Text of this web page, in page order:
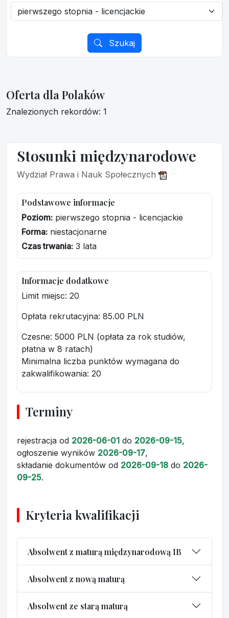
Szukaj
Oferta dla Polaków
Znalezionych rekordów: 1
Stosunki międzynarodowe
Wydział Prawa i Nauk Społecznych
Podstawowe informacje
Poziom: pierwszego stopnia - licencjackie
Forma: niestacjonarne
Czas trwania: 3 lata
Informacje dodatkowe
Limit miejsc: 20
Opłata rekrutacyjna: 85.00 PLN
Czesne: 5000 PLN (opłata za rok studiów,
płatna w 8 ratach)
Minimalna liczba punktów wymagana do
zakwalifikowania: 20
Terminy
rejestracja od 2026-06-01 do 2026-09-15,
ogłoszenie wyników 2026-09-17,
składanie dokumentów od 2026-09-18 do 2026-
09-25.
Kryteria kwalifikacji
Absolwent z maturą międzynarodową IB
Absolwent z nową maturą
Absolwent ze starą maturą